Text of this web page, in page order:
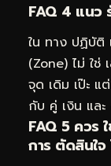
FAQ 4 แนว
ใน ทาง ปฏิบัติ
(Zone) ไม่ ใช่
จุด เดิม เป๊ะ
กับ คู่ เงิน และ
FAQ 5 ควร
การ ตัดสินใจ